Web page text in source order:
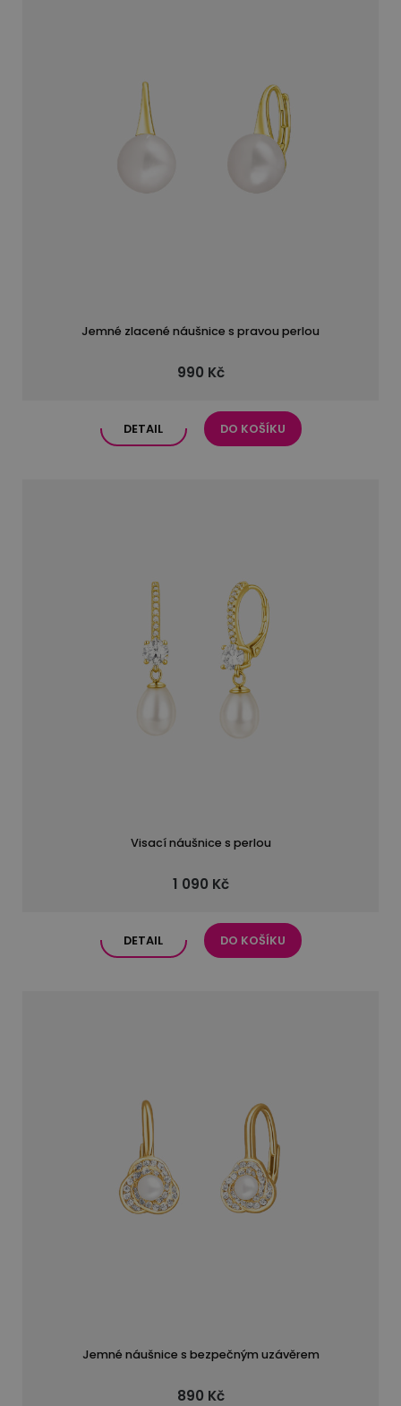
šperku. Perlové náušnice mohou být v různých
cenových hladinách v závislosti na typu perel,
jejich kvalitě, velikosti a také materiálu,
ze kterého jsou vyrobeny. Záleží na osobních
preferencích a vkusu, ale tyto tipy by vám měly
Jemné zlacené náušnice s pravou perlou
990 Kč
DETAIL DO KOŠÍKU
Visací náušnice s perlou
1 090 Kč
DETAIL DO KOŠÍKU
Jemné náušnice s bezpečným uzávěrem
890 Kč